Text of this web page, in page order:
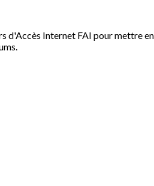
d'Accès Internet FAI pour mettre